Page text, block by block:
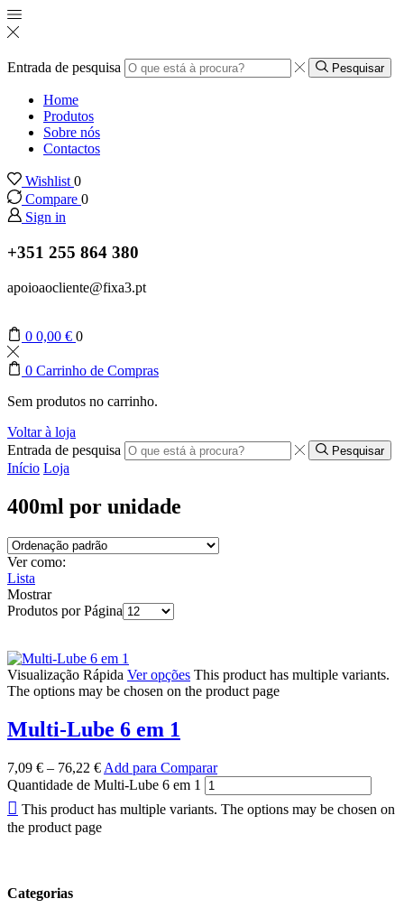
Entrada de pesquisa Pesquisar
Home
Produtos
Sobre nós
Contactos
Wishlist 0
Compare 0
Sign in
+351 255 864 380
apoioaocliente@fixa3.pt
0 0,00 € 0
0 Carrinho de Compras
Sem produtos no carrinho.
Voltar à loja
Entrada de pesquisa
Pesquisar
Início Loja
400ml por unidade
Ver como:
Lista
Mostrar
Produtos por Página
Visualização Rápida Ver opções This product has multiple variants.
The options may be chosen on the product page
Multi-Lube 6 em 1
7,09 € – 76,22 € Add para Comparar
Quantidade de Multi-Lube 6 em 1
This product has multiple variants. The options may be chosen on
the product page
Categorias